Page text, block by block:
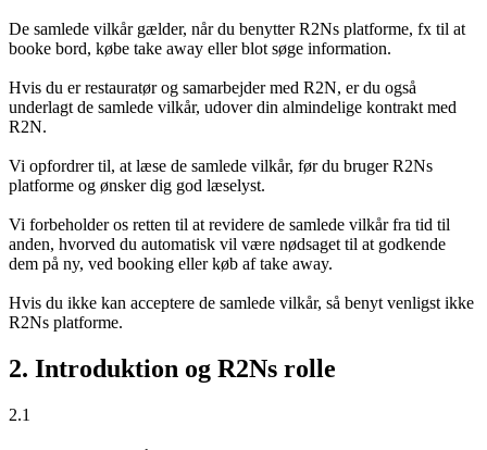
De samlede vilkår gælder, når du benytter R2Ns platforme, fx til at
booke bord, købe take away eller blot søge information.
Hvis du er restauratør og samarbejder med R2N, er du også
underlagt de samlede vilkår, udover din almindelige kontrakt med
R2N.
Vi opfordrer til, at læse de samlede vilkår, før du bruger R2Ns
platforme og ønsker dig god læselyst.
Vi forbeholder os retten til at revidere de samlede vilkår fra tid til
anden, hvorved du automatisk vil være nødsaget til at godkende
dem på ny, ved booking eller køb af take away.
Hvis du ikke kan acceptere de samlede vilkår, så benyt venligst ikke
R2Ns platforme.
2. Introduktion og R2Ns rolle
2.1